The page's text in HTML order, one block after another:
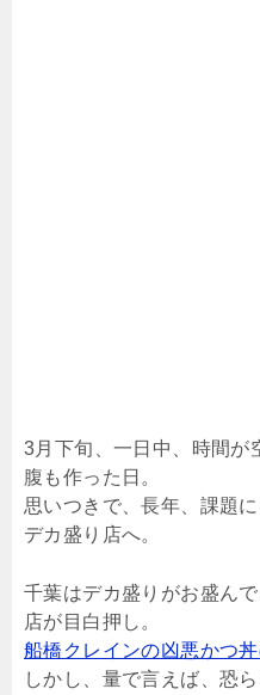
3月下旬、一日中、時間が
腹も作った日。
思いつきで、長年、課題
デカ盛り店へ。
千葉はデカ盛りがお盛ん
店が目白押し。
船橋クレインの凶悪かつ
しかし、量で言えば、恐